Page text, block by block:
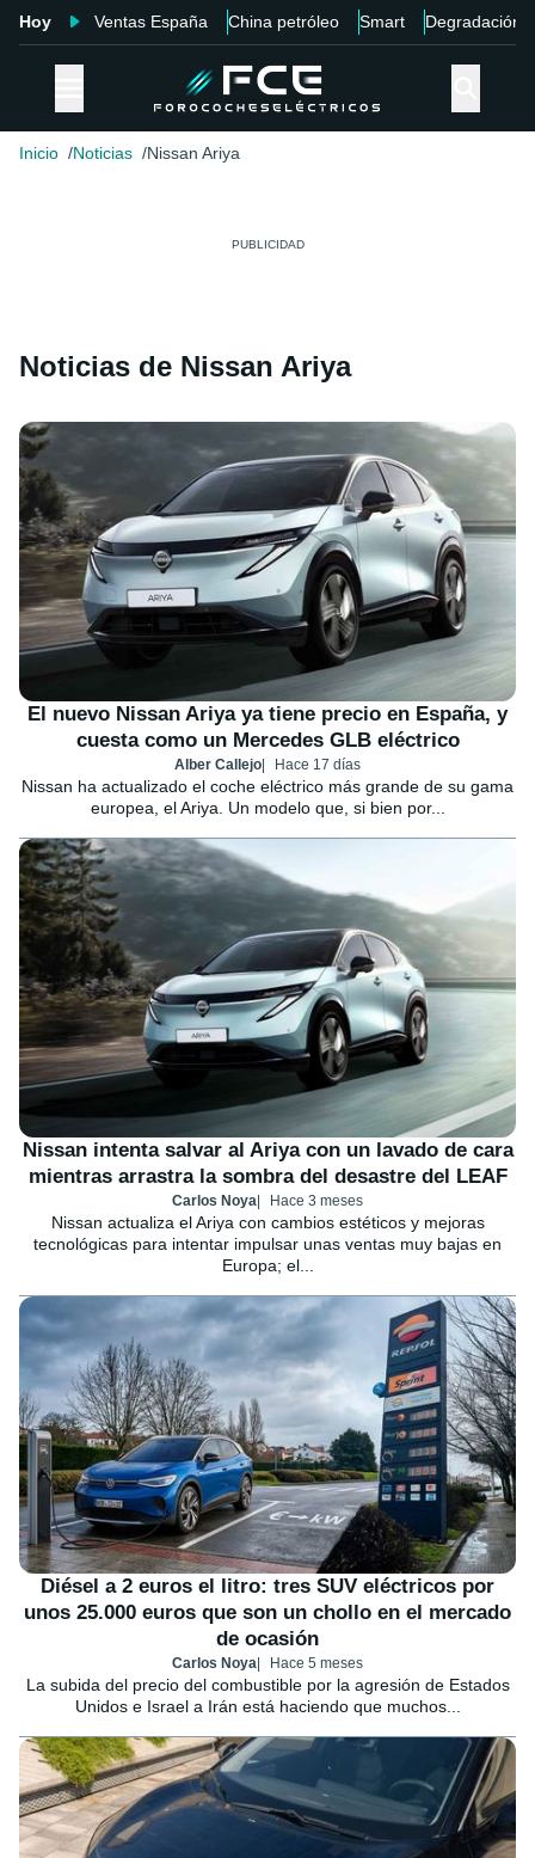
Hoy Ventas España China petróleo Smart Degradación
Inicio Noticias Nissan Ariya
Noticias de Nissan Ariya
El nuevo Nissan Ariya ya tiene precio en España, y
cuesta como un Mercedes GLB eléctrico
Alber Callejo Hace 17 días
Nissan ha actualizado el coche eléctrico más grande de su gama
europea, el Ariya. Un modelo que, si bien por...
Nissan intenta salvar al Ariya con un lavado de cara
mientras arrastra la sombra del desastre del LEAF
Carlos Noya Hace 3 meses
Nissan actualiza el Ariya con cambios estéticos y mejoras
tecnológicas para intentar impulsar unas ventas muy bajas en
Europa; el...
Diésel a 2 euros el litro: tres SUV eléctricos por
unos 25.000 euros que son un chollo en el mercado
de ocasión
Carlos Noya Hace 5 meses
La subida del precio del combustible por la agresión de Estados
Unidos e Israel a Irán está haciendo que muchos...